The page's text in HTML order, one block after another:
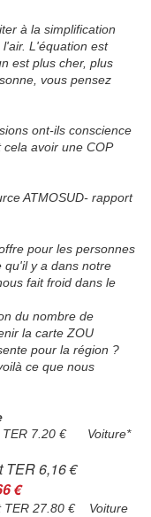
à la simplification
L'équation est
est plus cher, plus
vous pensez
ont-ils conscience
avoir une COP
ATMOSUD- rapport
pour les personnes
qu'il y a dans notre
fait froid dans le
du nombre de
la carte ZOU
pour la région ?
ce que nous
7.20 € Voiture*
TER 6,16 €
€
TER 27.80 € Voiture